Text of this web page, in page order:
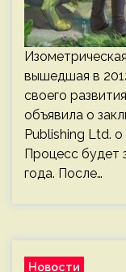
вышедшая в
своего
объявила о
Publishing Ltd. о
Процесс будет
года. После…
Новости